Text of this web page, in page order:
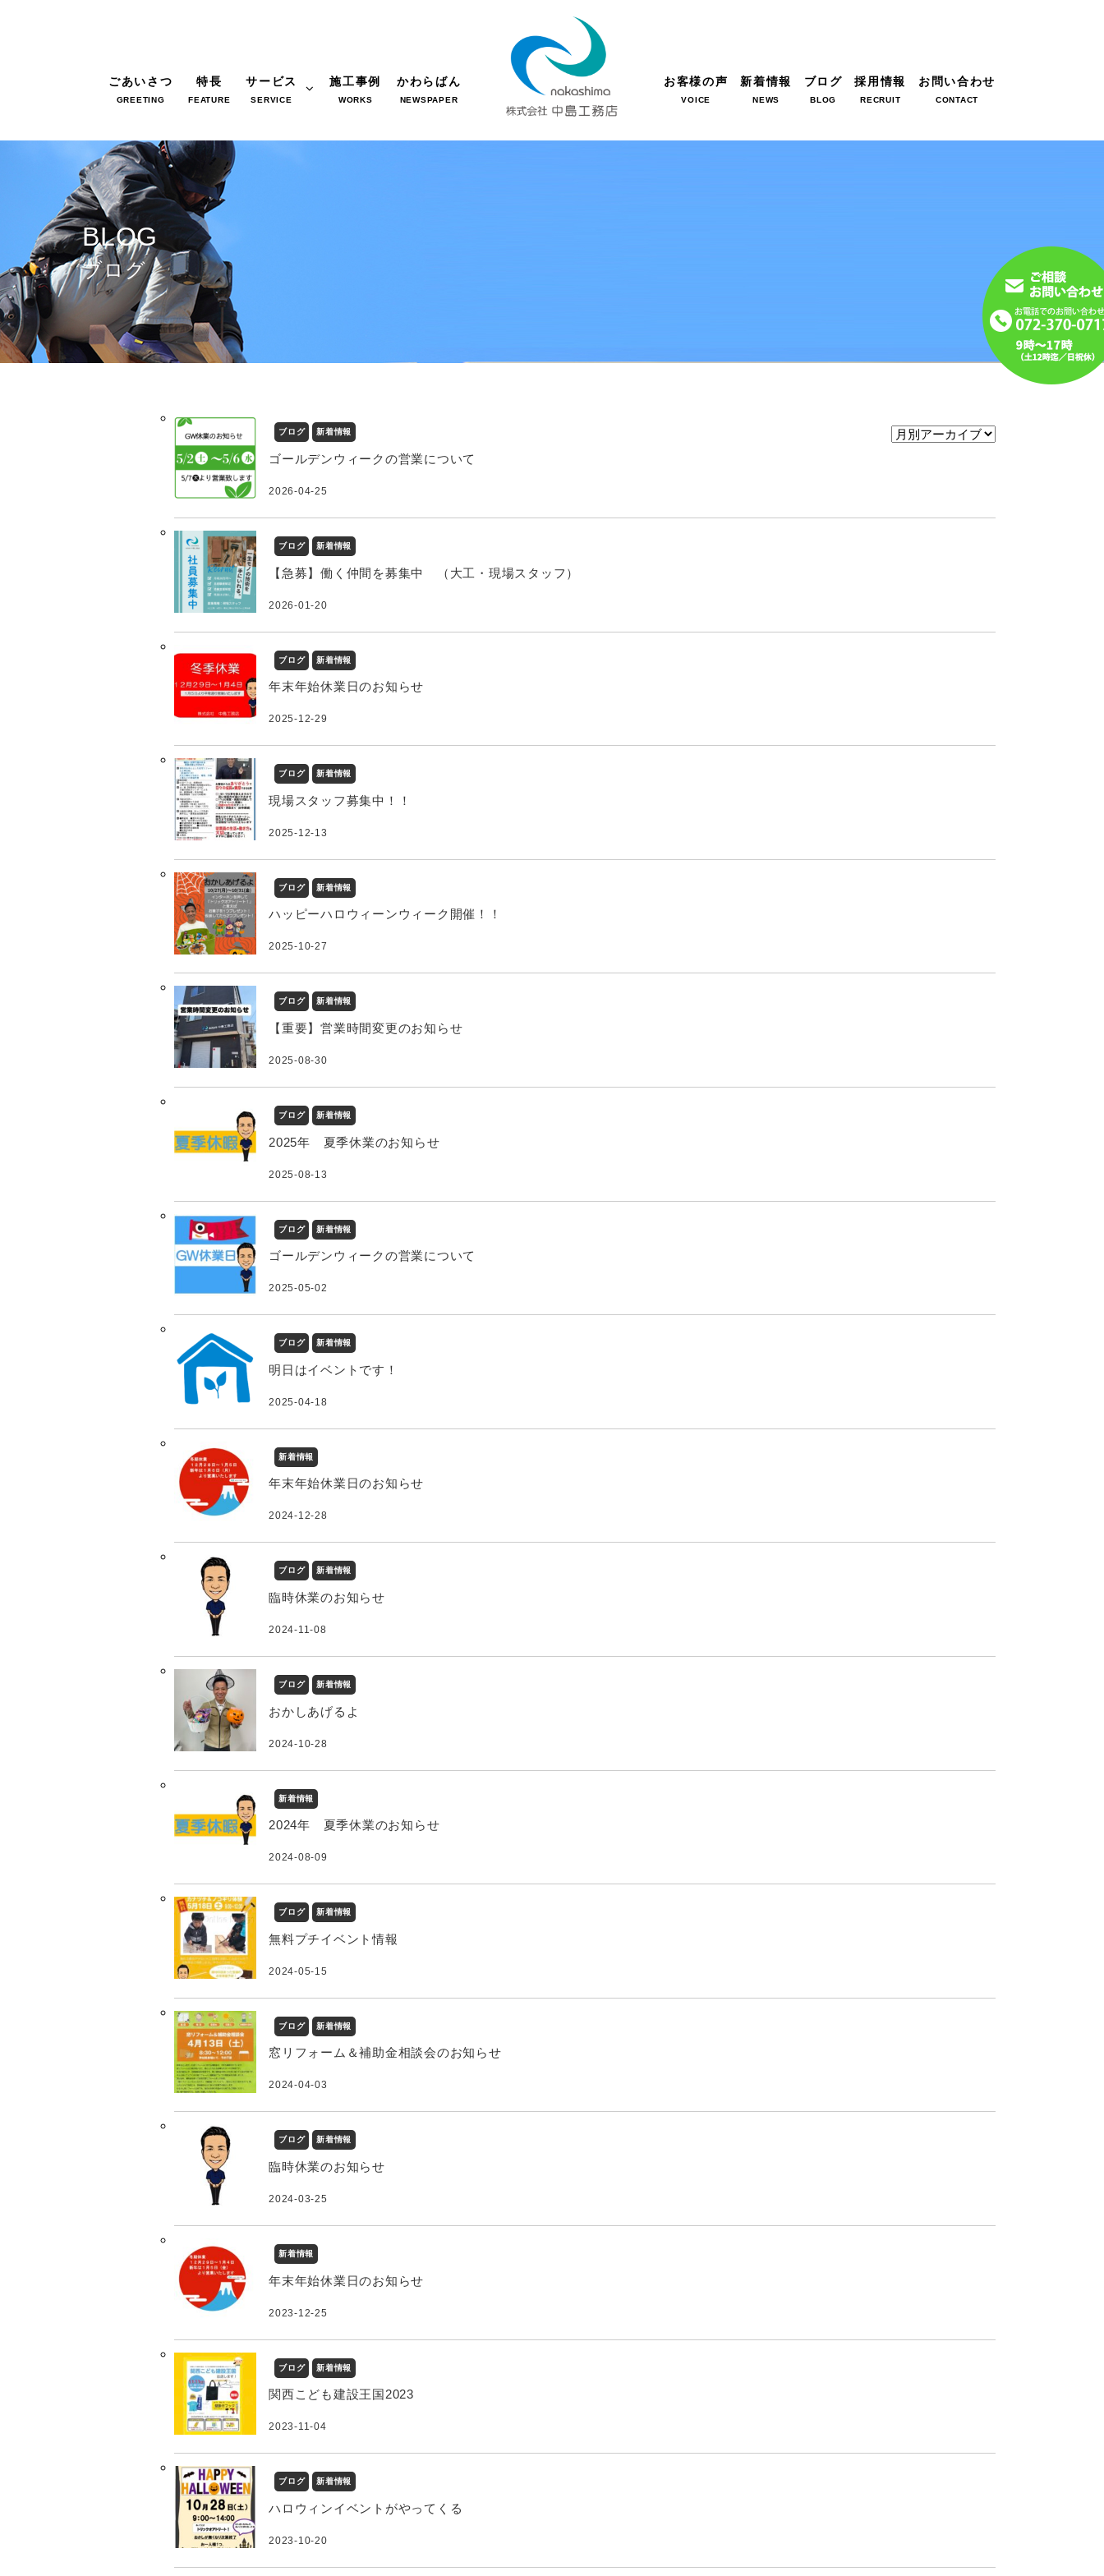
ごあいさつ
GREETING
特長
FEATURE
サービス
SERVICE
施工事例
WORKS
かわらばん
NEWSPAPER
お客様の声
VOICE
新着情報
NEWS
ブログ
BLOG
採用情報
RECRUIT
お問い合わせ
CONTACT
BLOG
ブログ
ブログ 新着情報
ゴールデンウィークの営業について
2026-04-25
ブログ 新着情報
【急募】働く仲間を募集中 （大工・現場スタッフ）
2026-01-20
ブログ 新着情報
年末年始休業日のお知らせ
2025-12-29
ブログ 新着情報
現場スタッフ募集中！！
2025-12-13
ブログ 新着情報
ハッピーハロウィーンウィーク開催！！
2025-10-27
ブログ 新着情報
【重要】営業時間変更のお知らせ
2025-08-30
ブログ 新着情報
2025年 夏季休業のお知らせ
2025-08-13
ブログ 新着情報
ゴールデンウィークの営業について
2025-05-02
ブログ 新着情報
明日はイベントです！
2025-04-18
新着情報
年末年始休業日のお知らせ
2024-12-28
ブログ 新着情報
臨時休業のお知らせ
2024-11-08
ブログ 新着情報
おかしあげるよ
2024-10-28
新着情報
2024年 夏季休業のお知らせ
2024-08-09
ブログ 新着情報
無料プチイベント情報
2024-05-15
ブログ 新着情報
窓リフォーム＆補助金相談会のお知らせ
2024-04-03
ブログ 新着情報
臨時休業のお知らせ
2024-03-25
新着情報
年末年始休業日のお知らせ
2023-12-25
ブログ 新着情報
関西こども建設王国2023
2023-11-04
ブログ 新着情報
ハロウィンイベントがやってくる
2023-10-20